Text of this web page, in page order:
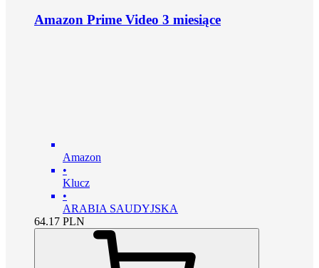
Amazon Prime Video 3 miesiące
Amazon
•
Klucz
•
ARABIA SAUDYJSKA
64.17 PLN